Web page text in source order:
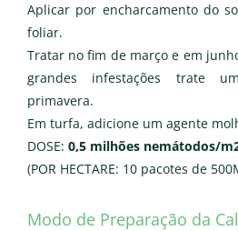
Aplicar por encharcamento do
foliar.
Tratar no fim de março e em
grandes infestações trate
primavera.
Em turfa, adicione um agente
DOSE: 0,5 milhões nemátodos/
(POR HECTARE: 10 pacotes de
Modo de Preparação da